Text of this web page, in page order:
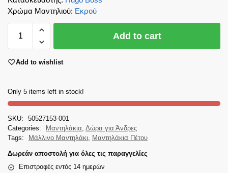
Χρώμα Μαντηλιού: Εκρού
Add to cart
Add to wishlist
Only 5 items left in stock!
SKU:
50527153-001
Categories:
Μαντηλάκια, Δώρα για Άνδρες
Tags:
Μάλλινο Μαντηλάκι, Μαντηλάκια Πέτου
Δωρεάν αποστολή για όλες τις παραγγελίες
Επιστροφές εντός 14 ημερών